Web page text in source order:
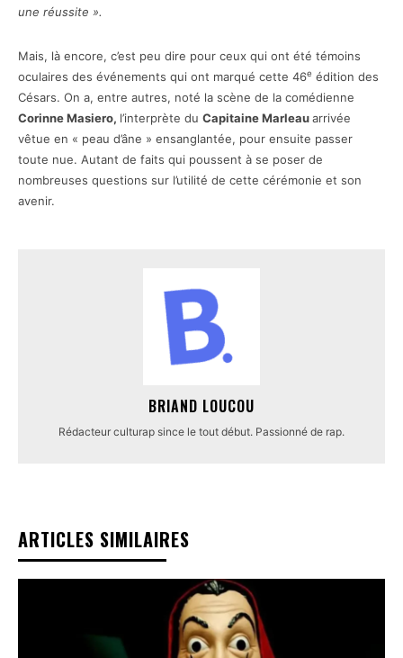
une réussite ».
Mais, là encore, c’est peu dire pour ceux qui ont été témoins
oculaires des événements qui ont marqué cette 46e édition des
Césars. On a, entre autres, noté la scène de la comédienne
Corinne Masiero, l’interprète du Capitaine Marleauarrivée
vêtue en « peau d’âne » ensanglantée, pour ensuite passer
toute nue. Autant de faits qui poussent à se poser de
nombreuses questions sur l’utilité de cette cérémonie et son
avenir.
BRIAND LOUCOU
Rédacteur culturap since le tout début. Passionné de rap.
ARTICLES SIMILAIRES